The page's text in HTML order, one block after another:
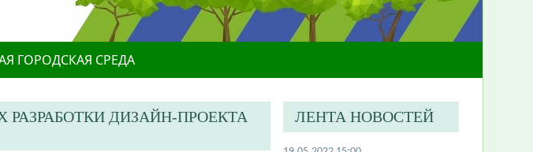
ГОРОДСКАЯ СРЕДА
ДИЗАЙН-ПРОЕКТА
ЛЕНТА НОВОСТЕЙ